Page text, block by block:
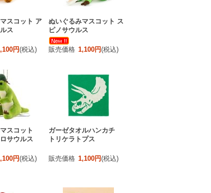
スコット ア
ス
円(税込)
ぬいぐるみマスコット ス
ピノサウルス
販売価格 1,100円(税込)
スコット
サウルス
円(税込)
ガーゼタオルハンカチ
トリケラトプス
販売価格 1,100円(税込)